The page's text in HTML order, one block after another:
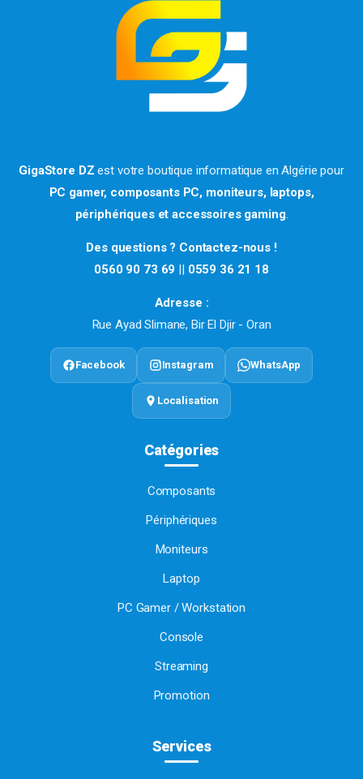
GigaStore DZ est votre boutique informatique en Algérie pour
PC gamer, composants PC, moniteurs, laptops,
périphériques et accessoires gaming.
Des questions ? Contactez-nous !
0560 90 73 69
0559 36 21 18
Adresse :
Rue Ayad Slimane, Bir El Djir - Oran
Facebook Instagram WhatsApp
Localisation
Catégories
Composants
Périphériques
Moniteurs
Laptop
PC Gamer / Workstation
Console
Streaming
Promotion
Services